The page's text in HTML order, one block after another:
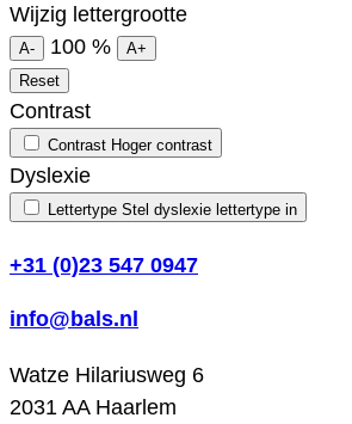
Wijzig lettergrootte
A- 100 %
A+
Reset
Contrast
Contrast Hoger contrast
Dyslexie
Lettertype Stel dyslexie lettertype in
+31 (0)23 547 0947
info@bals.nl
Watze Hilariusweg 6
2031 AA Haarlem